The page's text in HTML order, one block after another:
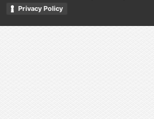
Privacy Policy